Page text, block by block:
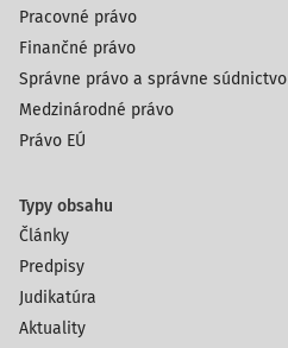
Pracovné právo
Finančné právo
Správne právo a správne súdnictvo
Medzinárodné právo
Právo EÚ
Typy obsahu
Články
Predpisy
Judikatúra
Aktuality